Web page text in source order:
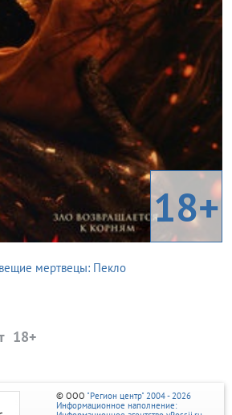
18+
мертвецы: Пекло
© ООО "Регион центр" 2004 - 2026
Информационное наполнение: